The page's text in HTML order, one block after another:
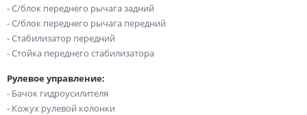
- С/блок переднего рычага задний
- С/блок переднего рычага передний
- Стабилизатор передний
- Стойка переднего стабилизатора
Рулевое управление:
- Бачок гидроусилителя
- Кожух рулевой колонки